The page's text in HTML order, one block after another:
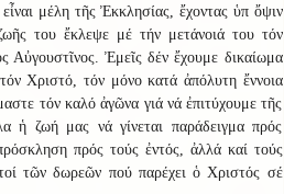
μέλη τῆς Ἐκκλησίας, ἔχοντας ὑπ ὄψιν
του ἔκλεψε μέ τήν μετάνοιά του τόν
Αὐγουστῖνος. Ἐμεῖς δέν ἔχουμε δικαίωμα
Χριστό, τόν μόνο κατά ἀπόλυτη ἔννοια
τόν καλό ἀγῶνα γιά νά ἐπιτύχουμε τῆς
ἡ ζωή μας νά γίνεται παράδειγμα πρός
πρός τούς ἐντός, ἀλλά καί τούς
τῶν δωρεῶν πού παρέχει ὁ Χριστός σέ